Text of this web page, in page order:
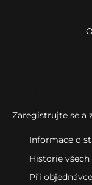
Zaregistrujte se a
Informace o
Historie
Při